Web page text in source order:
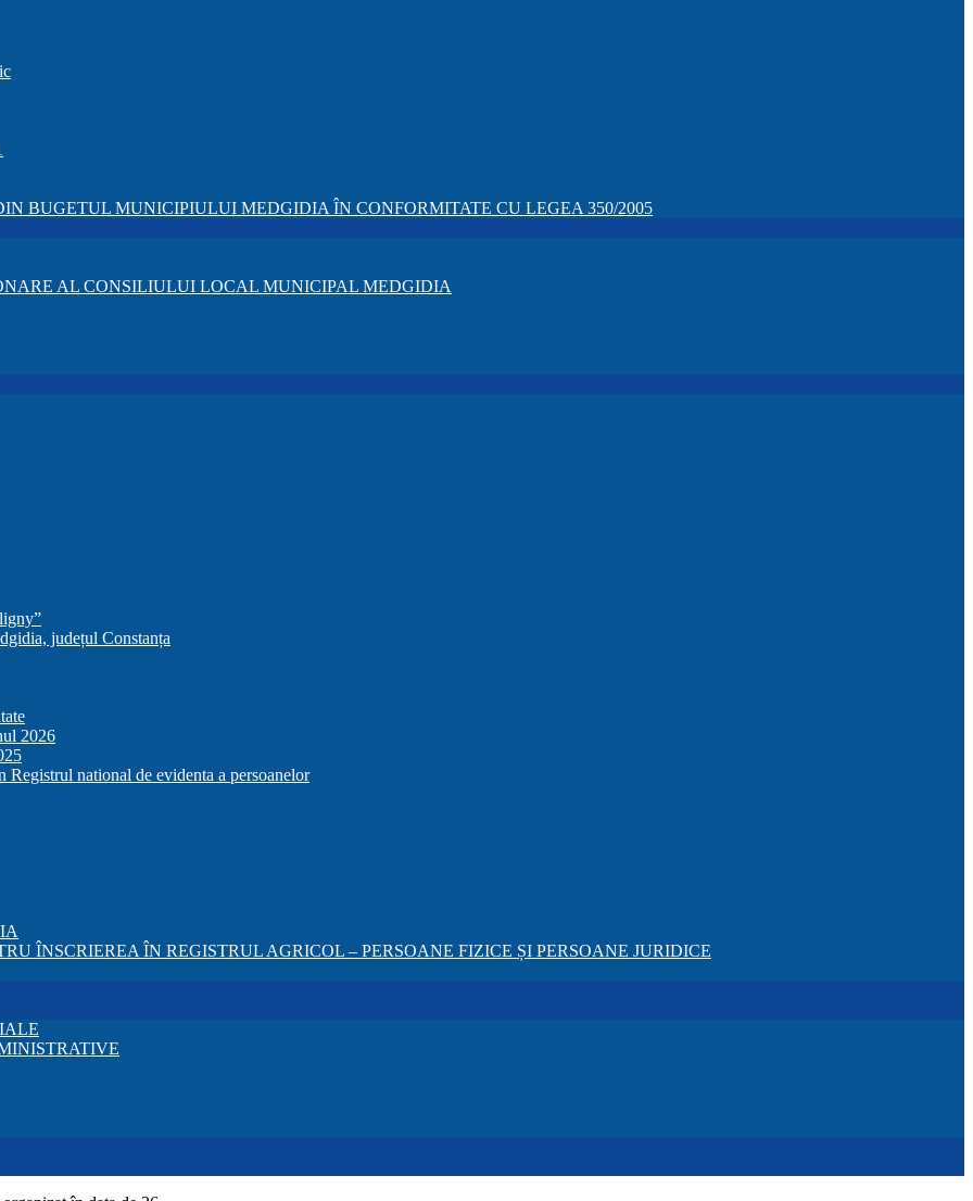
BUGETUL MUNICIPIULUI MEDGIDIA ÎN CONFORMITATE CU LEGEA 350/2005
AL CONSILIULUI LOCAL MUNICIPAL MEDGIDIA
județul Constanța
2026
national de evidenta a persoanelor
ÎNSCRIEREA ÎN REGISTRUL AGRICOL – PERSOANE FIZICE ȘI PERSOANE JURIDICE